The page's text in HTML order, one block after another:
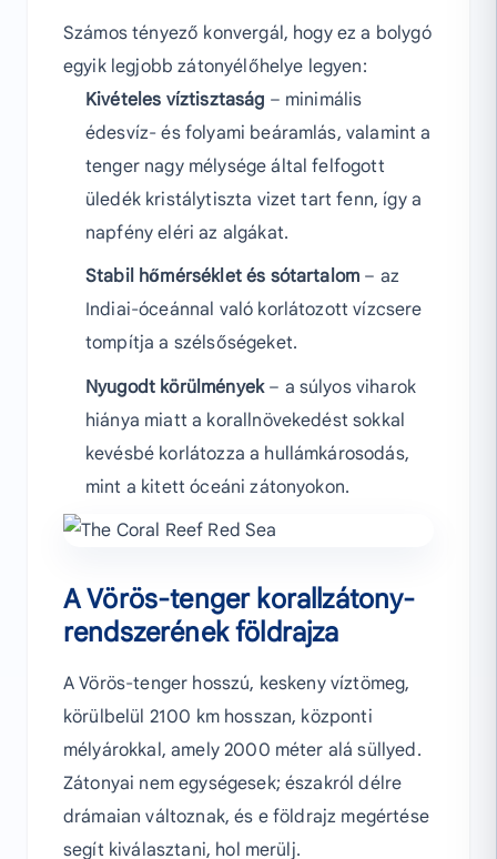
Számos tényező konvergál, hogy ez a bolygó
egyik legjobb zátonyélőhelye legyen:
Kivételes víztisztaság – minimális
édesvíz- és folyami beáramlás, valamint a
tenger nagy mélysége által felfogott
üledék kristálytiszta vizet tart fenn, így a
napfény eléri az algákat.
Stabil hőmérséklet és sótartalom – az
Indiai-óceánnal való korlátozott vízcsere
tompítja a szélsőségeket.
Nyugodt körülmények– a súlyos viharok
hiánya miatt a korallnövekedést sokkal
kevésbé korlátozza a hullámkárosodás,
mint a kitett óceáni zátonyokon.
A Vörös-tenger korallzátony-
rendszerének földrajza
A Vörös-tenger hosszú, keskeny víztömeg,
körülbelül 2100 km hosszan, központi
mélyárokkal, amely 2000 méter alá süllyed.
Zátonyai nem egységesek; északról délre
drámaian változnak, és e földrajz megértése
segít kiválasztani, hol merülj.